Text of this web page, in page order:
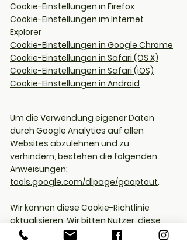
Cookie-Einstellungen in Firefox
Cookie-Einstellungen im Internet
Explorer
Cookie-Einstellungen in Google Chrome
Cookie-Einstellungen in Safari (OS X)
Cookie-Einstellungen in Safari (iOS)
Cookie-Einstellungen in Android
Um die Verwendung eigener Daten
durch Google Analytics auf allen
Websites abzulehnen und zu
verhindern, bestehen die folgenden
Anweisungen:
tools.google.com/dlpage/gaoptout.
Wir können diese Cookie-Richtlinie
aktualisieren. Wir bitten Nutzer, diese
Seite regelmäßig aufzurufen, um sich